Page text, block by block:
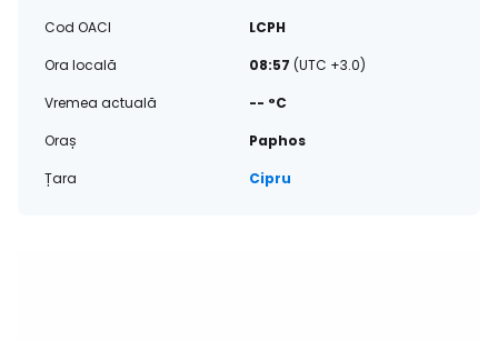
Cod OACI
LCPH
Ora locală
08:57 (UTC +3.0)
Vremea actuală
-- °C
Oraș
Paphos
Țara
Cipru